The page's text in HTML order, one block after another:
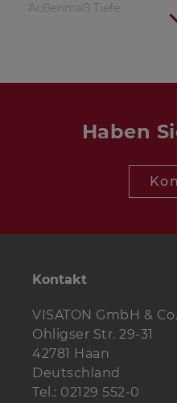
Außenmaß Tiefe
Hochtöner KE 25
AL
Spezial-
Holzschrauben
5 x
Holzschrauben
Haben
Kontakt
VISATON GmbH &
Ohligser Str. 29-31
42781 Haan
Deutschland
Tel.: 02129 552-0